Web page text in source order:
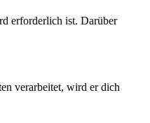
erforderlich ist. Darüber
verarbeitet, wird er dich